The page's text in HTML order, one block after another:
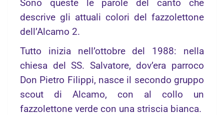
Sono queste le parole del canto che
descrive gli attuali colori del fazzolettone
dell’Alcamo 2.
Tutto inizia nell’ottobre del 1988: nella
chiesa del SS. Salvatore, dov’era parroco
Don Pietro Filippi, nasce il secondo gruppo
scout di Alcamo, con al collo un
fazzolettone verde con una striscia bianca.